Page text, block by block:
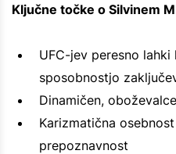
Ključne točke o Silvinem
UFC-jev peresno
sposobnostjo
Dinamičen,
Karizmatična
prepoznavnost